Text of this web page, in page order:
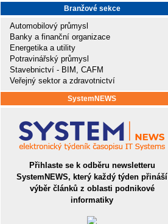
Branžové sekce
Automobilový průmysl
Banky a finanční organizace
Energetika a utility
Potravinářský průmysl
Stavebnictví - BIM, CAFM
Veřejný sektor a zdravotnictví
SystemNEWS
Přihlaste se k odběru newsletteru
SystemNEWS, který každý týden přináší
výběr článků z oblasti podnikové
informatiky